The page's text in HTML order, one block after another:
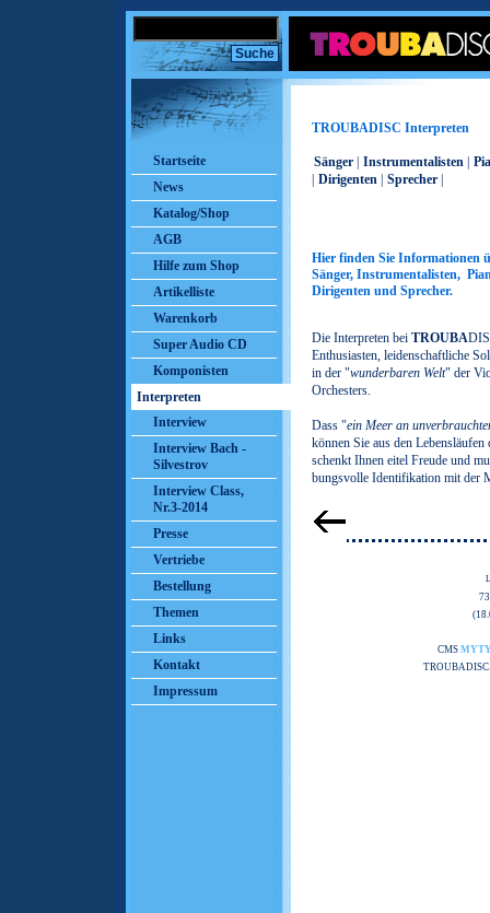
Startseite
News
Katalog/Shop
AGB
Hilfe zum Shop
Artikelliste
Warenkorb
Super Audio CD
Komponisten
Interpreten
Interview
Interview Bach -
Silvestrov
Interview Class,
Nr.3-2014
Presse
Vertriebe
Bestellung
Themen
Links
Kontakt
Impressum
TROUBADISC Interpreten
Sänger Instrumentalisten
Dirigenten Sprecher
Hier finden Sie Informationen
Sänger, Instrumentalisten,
Dirigenten und Sprecher.
Die Interpreten bei TROUBA
Enthusiasten, leidenschaftliche
in der "wunderbaren Welt" der
Orchesters.
Dass "ein Meer an
können Sie aus den
schenkt Ihnen eitel Freude und
bungsvolle Identifikation mit der
CMS